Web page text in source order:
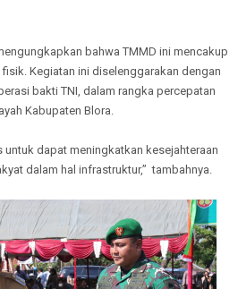
bahwa TMMD ini mencakup
Kegiatan ini diselenggarakan dengan
bakti TNI, dalam rangka percepatan
Kabupaten Blora.
untuk dapat meningkatkan kesejahteraan
dalam hal infrastruktur,” tambahnya.